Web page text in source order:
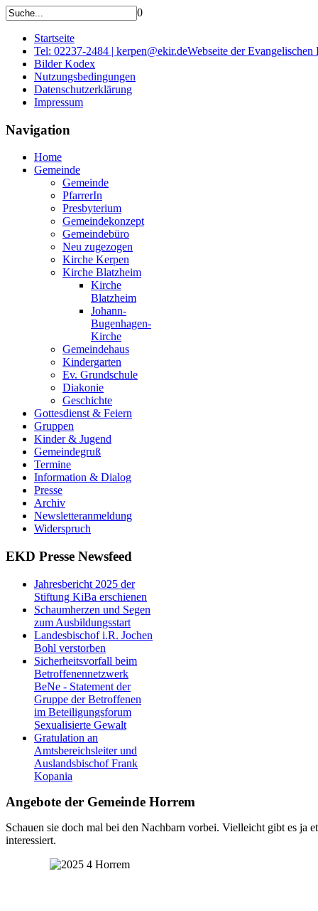
0
Startseite
Tel: 02237-2484 | kerpen@ekir.deWebseite der
Bilder Kodex
Nutzungsbedingungen
Datenschutzerklärung
Impressum
Navigation
Home
Gemeinde
Gemeinde
PfarrerIn
Presbyterium
Gemeindekonzept
Gemeindebüro
Neu zugezogen
Kirche Kerpen
Kirche Blatzheim
Kirche
Blatzheim
Johann-
Bugenhagen-
Kirche
Gemeindehaus
Kindergarten
Ev. Grundschule
Diakonie
Geschichte
Gottesdienst & Feiern
Gruppen
Kinder & Jugend
Gemeindegruß
Termine
Information & Dialog
Presse
Archiv
Newsletteranmeldung
Widerspruch
EKD Presse Newsfeed
Jahresbericht 2025 der
Stiftung KiBa erschienen
Schaumherzen und Segen
zum Ausbildungsstart
Landesbischof i.R. Jochen
Bohl verstorben
Sicherheitsvorfall beim
Betroffenennetzwerk
BeNe - Statement der
Gruppe der Betroffenen
im Beteiligungsforum
Sexualisierte Gewalt
Gratulation an
Amtsbereichsleiter und
Auslandsbischof Frank
Kopania
Angebote der Gemeinde Horrem
Schauen sie doch mal bei den Nachbarn vorbei. Vielleicht gibt es ja
interessiert.